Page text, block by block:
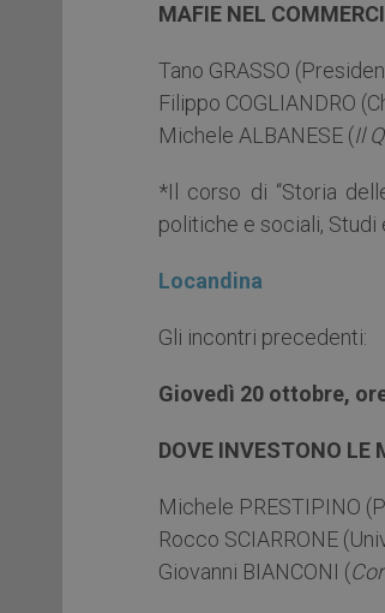
MAFIE NEL
Tano GRASSO
Filippo COGLIANDRO
Michele ALBANESE (Il
*Il corso di “Storia
politiche e sociali, Studi
Locandina
Gli incontri precedenti:
Giovedì 20 ottobre,
DOVE INVESTONO LE
Michele PRESTIPINO
Rocco SCIARRONE
Giovanni BIANCONI (